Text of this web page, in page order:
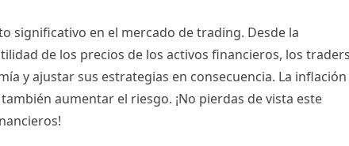
significativo en el mercado de trading. Desde la
de los precios de los activos financieros, los traders
y ajustar sus estrategias en consecuencia. La inflación
aumentar el riesgo. ¡No pierdas de vista este